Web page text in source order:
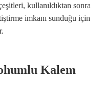
kullanıldıktan sonra
imkanı sunduğu için
Kalem